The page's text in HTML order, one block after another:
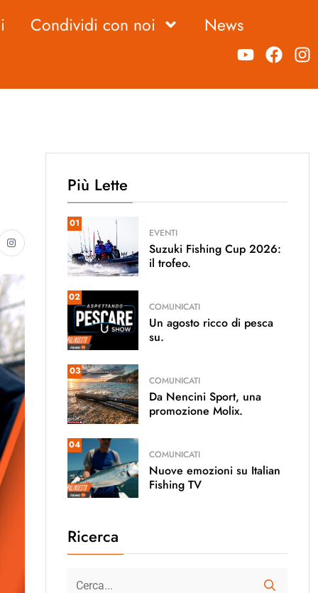
Condividi con noi News
Più Lette
01
EVENTI
Suzuki Fishing Cup 2026:
il trofeo.
02
COMUNICATI
Un agosto ricco di pesca
su.
03
COMUNICATI
Da Nencini Sport, una
promozione Molix.
04
COMUNICATI
Nuove emozioni su Italian
Fishing TV
Ricerca